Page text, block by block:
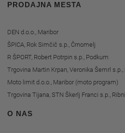
PRODAJNA MESTA
DEN d.o.o., Maribor
ŠPICA, Rok Simčič s.p., Črnomelj
R ŠPORT, Robert Potrpin s.p., Podkum
Trgovina Martin Krpan, Veronika Šemrl
Moto limit d.o.o., Maribor (moto program)
Trgovina Tijana, STN Škerlj Franci s.p.,
O NAS